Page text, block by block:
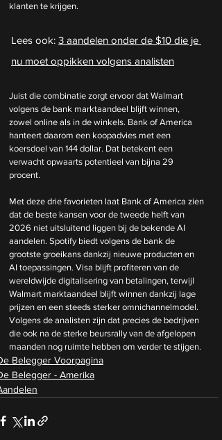
klanten te krijgen.
Lees ook: 3 aandelen onder de $10 die je
nu moet oppikken volgens analisten
Juist die combinatie zorgt ervoor dat Walmart
volgens de bank marktaandeel blijft winnen,
zowel online als in de winkels. Bank of America
hanteert daarom een koopadvies met een
koersdoel van 144 dollar. Dat betekent een
verwacht opwaarts potentieel van bijna 29
procent.
Met deze drie favorieten laat Bank of America zien
dat de beste kansen voor de tweede helft van
2026 niet uitsluitend liggen bij de bekende AI
aandelen. Spotify biedt volgens de bank de
grootste groeikans dankzij nieuwe producten en
AI toepassingen. Visa blijft profiteren van de
wereldwijde digitalisering van betalingen, terwijl
Walmart marktaandeel blijft winnen dankzij lage
prijzen en een steeds sterker omnichannelmodel.
Volgens de analisten zijn dat precies de bedrijven
die ook na de sterke beursrally van de afgelopen
maanden nog ruimte hebben om verder te stijgen.
Belegger Voorpagina
Belegger - Amerika